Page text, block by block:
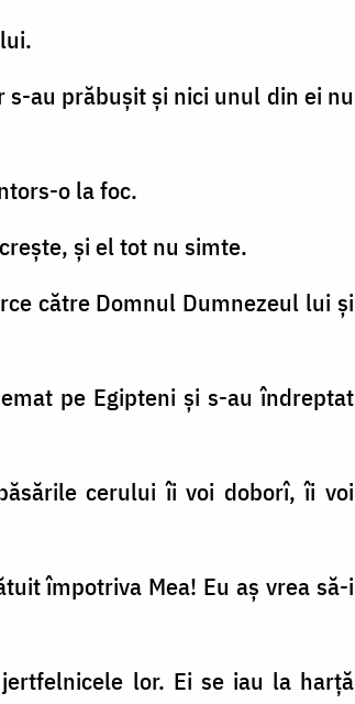
au prăbuşit şi nici unul din ei nu
o la foc.
şi el tot nu simte.
către Domnul Dumnezeul lui şi
pe Egipteni şi s-au îndreptat
cerului îi voi doborî, îi voi
împotriva Mea! Eu aş vrea să-i
lor. Ei se iau la harţă